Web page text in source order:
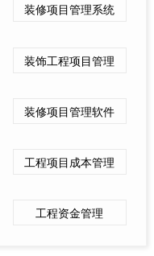
装修项目管理系统
装饰工程项目管理
装修项目管理软件
工程项目成本管理
工程资金管理